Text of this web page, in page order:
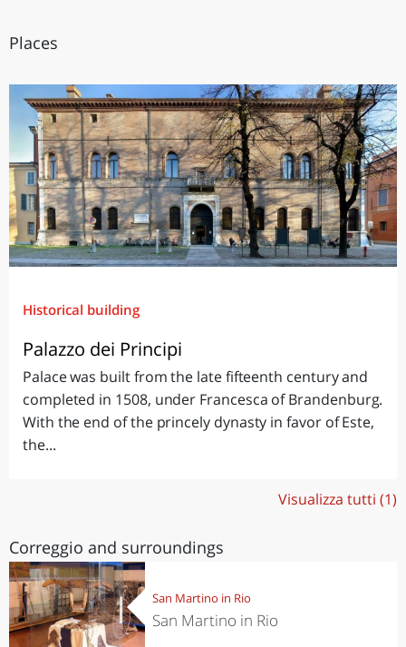
Places
Historical building
Palazzo dei Principi
Palace was built from the late fifteenth century and
completed in 1508, under Francesca of Brandenburg.
With the end of the princely dynasty in favor of Este,
the...
Visualizza tutti (1)
Correggio and surroundings
San Martino in Rio
San Martino in Rio